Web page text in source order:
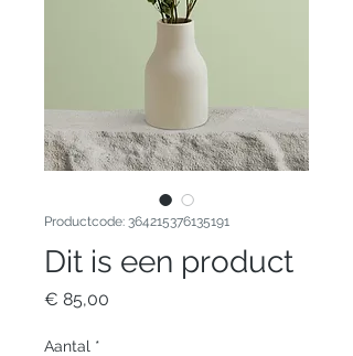
Productcode: 364215376135191
Dit is een product
€ 85,00
Aantal *